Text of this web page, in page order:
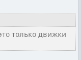
только движки